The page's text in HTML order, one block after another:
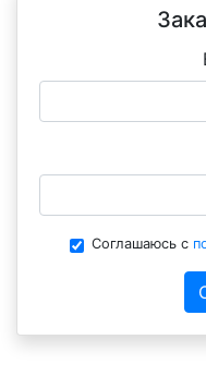
Соглашаюсь с